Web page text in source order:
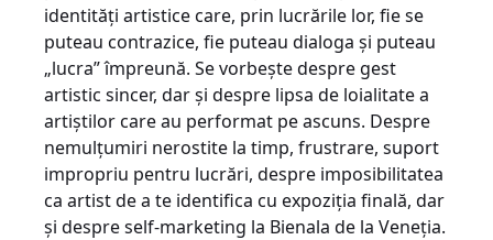
identităţi artistice care, prin lucrările lor, fie se
puteau contrazice, fie puteau dialoga şi puteau
„lucra” împreună. Se vorbeşte despre gest
artistic sincer, dar şi despre lipsa de loialitate a
artiştilor care au performat pe ascuns. Despre
nemulţumiri nerostite la timp, frustrare, suport
impropriu pentru lucrări, despre imposibilitatea
ca artist de a te identifica cu expoziţia finală, dar
şi despre self-marketing la Bienala de la Veneţia.